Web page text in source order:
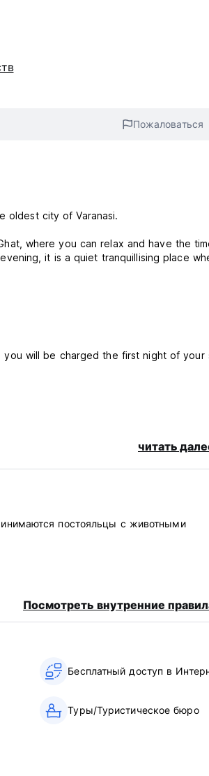
Пожаловаться
oldest city of Varanasi.
where you can relax and have the
it is a quiet tranquillising place
will be charged the first night of your
читать
постояльцы с животными
Посмотреть внутренние
Бесплатный доступ в
Туры/Туристическое бюро